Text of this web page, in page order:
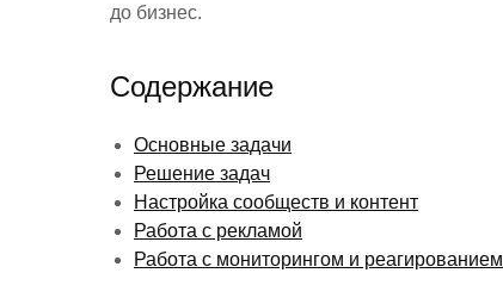
до бизнес.
Содержание
Основные задачи
Решение задач
Настройка сообществ и контент
Работа с рекламой
Работа с мониторингом и реагированием